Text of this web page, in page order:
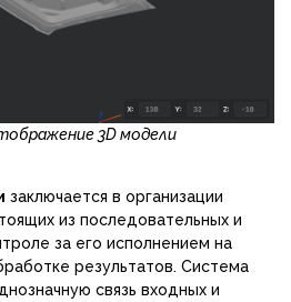
3Dмодели
заключается в организации
из последовательных и
за его исполнением на
результатов. Система
связь входных и